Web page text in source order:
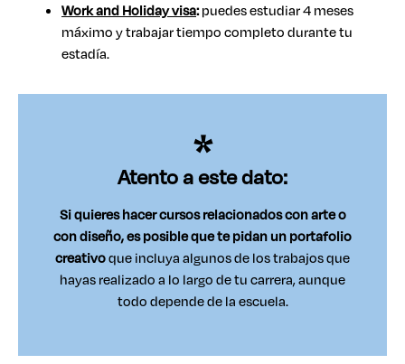
Work and Holiday visa:puedes estudiar 4 meses
máximo y trabajar tiempo completo durante tu
estadía.
Atento a este dato:
Si quieres hacer cursos relacionados con arte o
con diseño, es posible que te pidan un portafolio
creativoque incluya algunos de los trabajos que
hayas realizado a lo largo de tu carrera, aunque
todo depende de la escuela.